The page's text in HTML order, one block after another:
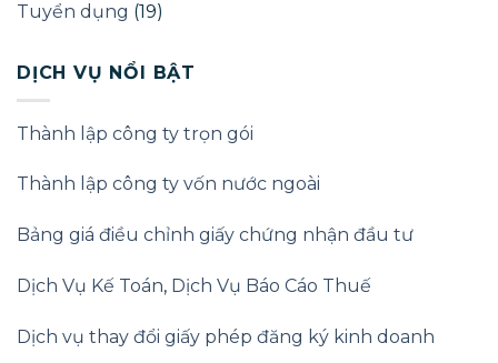
Tuyển dụng (19)
DỊCH VỤ NỔI BẬT
Thành lập công ty trọn gói
Thành lập công ty vốn nước ngoài
Bảng giá điều chỉnh giấy chứng nhận đầu tư
Dịch Vụ Kế Toán, Dịch Vụ Báo Cáo Thuế
Dịch vụ thay đổi giấy phép đăng ký kinh doanh